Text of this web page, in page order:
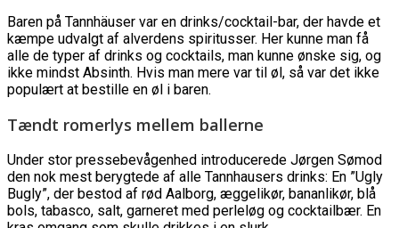
Baren på Tannhäuser var en drinks/cocktail-bar, der havde et
kæmpe udvalgt af alverdens spiritusser. Her kunne man få
alle de typer af drinks og cocktails, man kunne ønske sig, og
ikke mindst Absinth. Hvis man mere var til øl, så var det ikke
populært at bestille en øl i baren.
Tændt romerlys mellem ballerne
Under stor pressebevågenhed introducerede Jørgen Sømod
den nok mest berygtede af alle Tannhausers drinks: En ”Ugly
Bugly”, der bestod af rød Aalborg, æggelikør, bananlikør, blå
bols, tabasco, salt, garneret med perleløg og cocktailbær. En